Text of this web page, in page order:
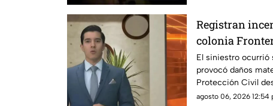
Registran
colonia
las llamas
El siniestro ocurrió
provocó daños
Protección Civil
fugas de gas.
agosto 06, 2026 12:54